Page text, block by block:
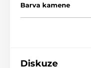
Barva kamene
Diskuze